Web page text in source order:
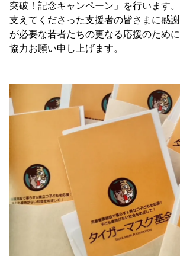
突破！記念キャンペーン」を行います。
支えてくださった支援者の皆さまに感
が必要な若者たちの更なる応援のため
協力お願い申し上げます。